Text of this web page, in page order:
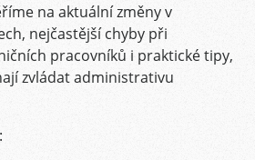
na aktuální změny v
nejčastější chyby při
pracovníků i praktické tipy,
zvládat administrativu